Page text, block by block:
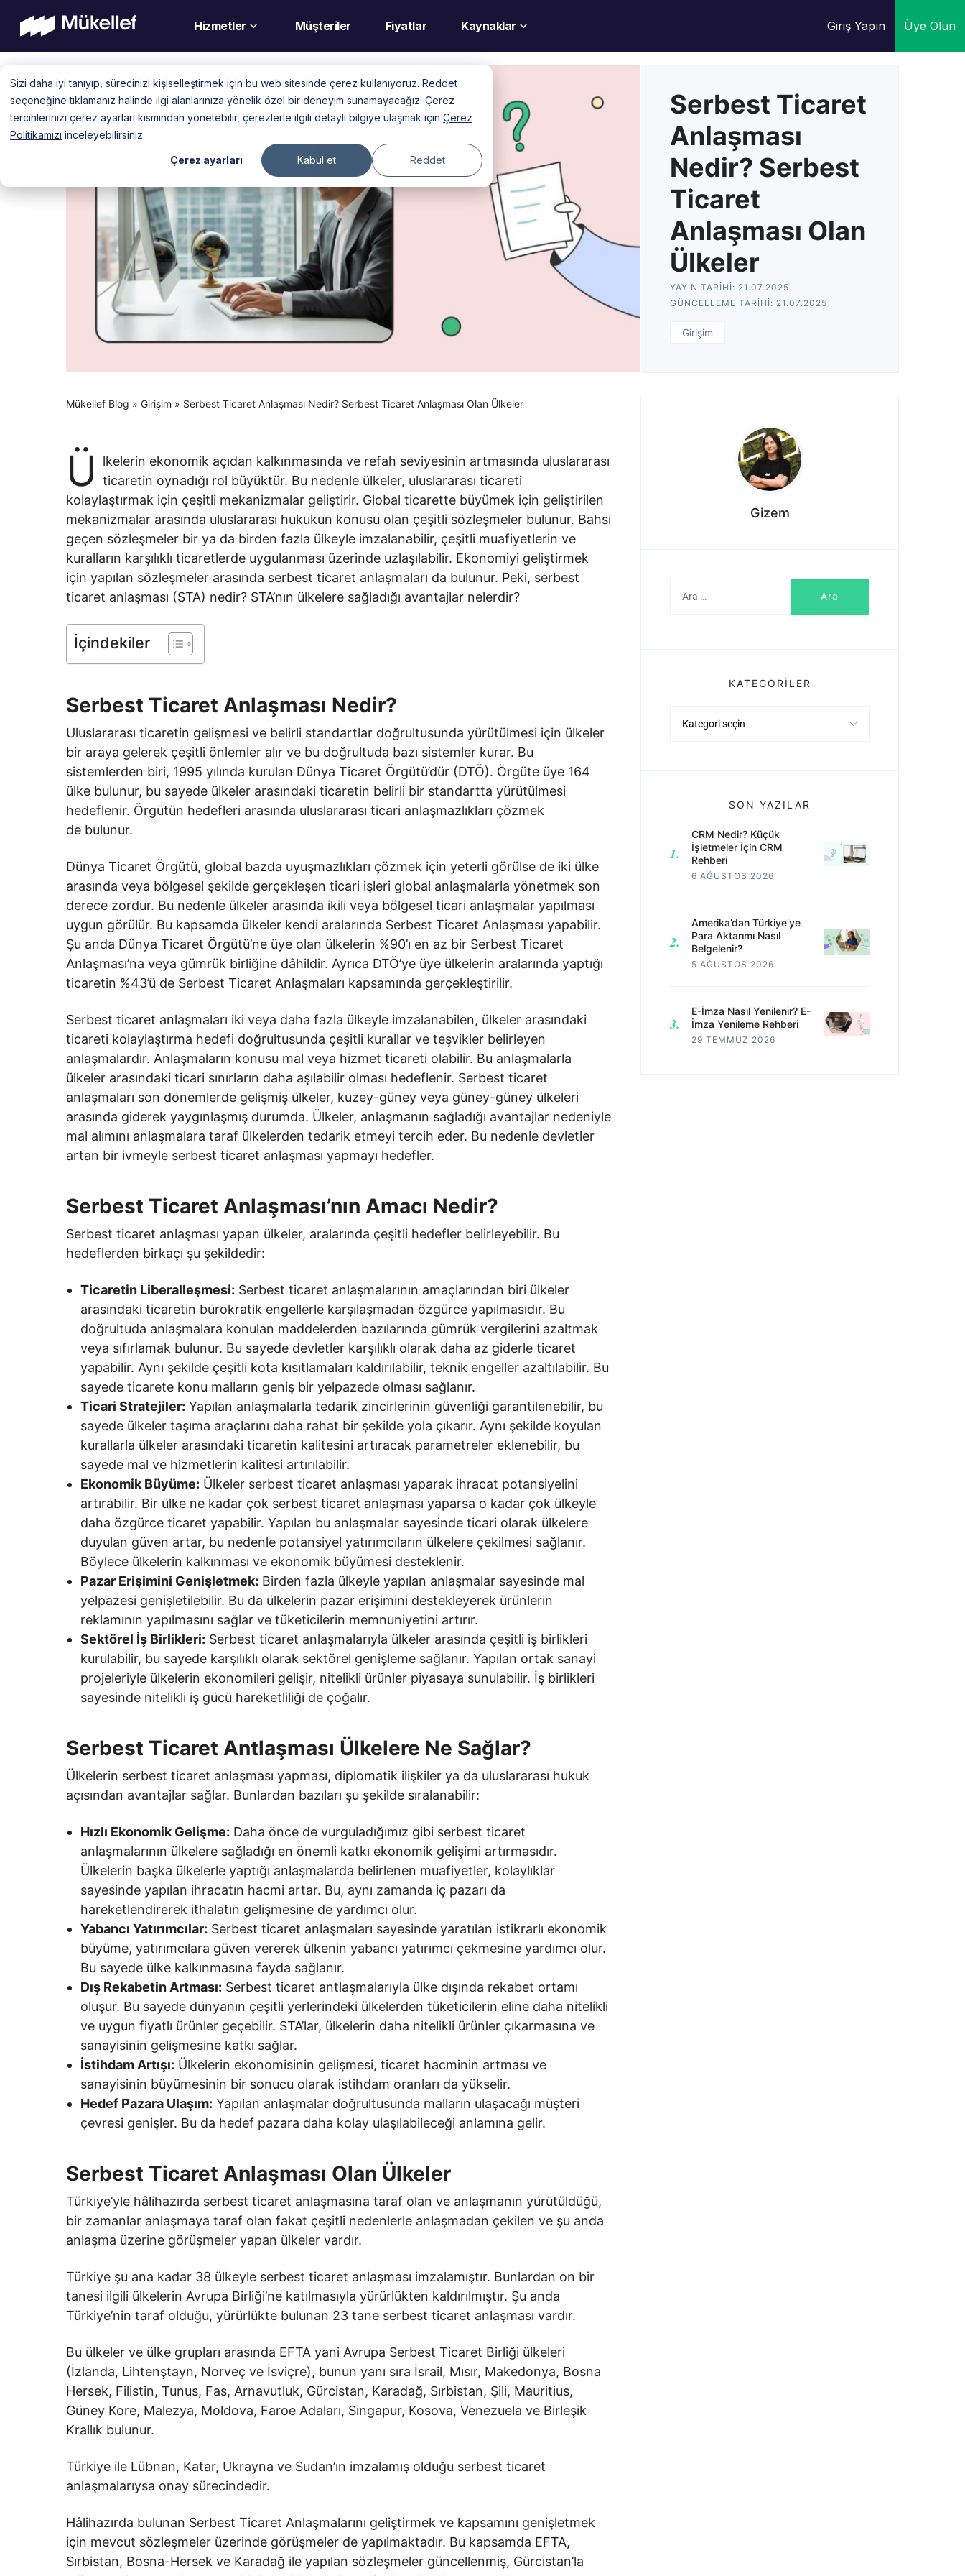
Sizi daha iyi tanıyıp, sürecinizi kişiselleştirmek için bu web sitesinde çerez kullanıyoruz. Reddet
seçeneğine tıklamanız halinde ilgi alanlarınıza yönelik özel bir deneyim sunamayacağız. Çerez
tercihlerinizi çerez ayarları kısmından yönetebilir, çerezlerle ilgili detaylı bilgiye ulaşmak için Çerez
Politikamızı inceleyebilirsiniz.
Çerez ayarları Kabul et Reddet
content
Hizmetler Müşteriler Fiyatlar Kaynaklar Giriş Yapın Üye Olun
Serbest Ticaret
Anlaşması
Nedir? Serbest
Ticaret
Anlaşması Olan
Ülkeler
YAYIN TARIHI: 21.07.2025
GÜNCELLEME TARIHI: 21.07.2025
Girişim
Mükellef Blog » Girişim » Serbest Ticaret Anlaşması Nedir? Serbest Ticaret Anlaşması Olan Ülkeler
Ü
lkelerin ekonomik açıdan kalkınmasında ve refah seviyesinin artmasında uluslararası
ticaretin oynadığı rol büyüktür. Bu nedenle ülkeler, uluslararası ticareti
kolaylaştırmak için çeşitli mekanizmalar geliştirir. Global ticarette büyümek için geliştirilen
mekanizmalar arasında uluslararası hukukun konusu olan çeşitli sözleşmeler bulunur. Bahsi
geçen sözleşmeler bir ya da birden fazla ülkeyle imzalanabilir, çeşitli muafiyetlerin ve
kuralların karşılıklı ticaretlerde uygulanması üzerinde uzlaşılabilir. Ekonomiyi geliştirmek
için yapılan sözleşmeler arasında serbest ticaret anlaşmaları da bulunur. Peki, serbest
ticaret anlaşması (STA) nedir? STA’nın ülkelere sağladığı avantajlar nelerdir?
İçindekiler
Serbest Ticaret Anlaşması Nedir?
Uluslararası ticaretin gelişmesi ve belirli standartlar doğrultusunda yürütülmesi için ülkeler
bir araya gelerek çeşitli önlemler alır ve bu doğrultuda bazı sistemler kurar. Bu
sistemlerden biri, 1995 yılında kurulan Dünya Ticaret Örgütü’dür (DTÖ). Örgüte üye 164
ülke bulunur, bu sayede ülkeler arasındaki ticaretin belirli bir standartta yürütülmesi
hedeflenir. Örgütün hedefleri arasında uluslararası ticari anlaşmazlıkları çözmek
de bulunur.
Dünya Ticaret Örgütü, global bazda uyuşmazlıkları çözmek için yeterli görülse de iki ülke
arasında veya bölgesel şekilde gerçekleşen ticari işleri global anlaşmalarla yönetmek son
derece zordur. Bu nedenle ülkeler arasında ikili veya bölgesel ticari anlaşmalar yapılması
uygun görülür. Bu kapsamda ülkeler kendi aralarında Serbest Ticaret Anlaşması yapabilir.
Şu anda Dünya Ticaret Örgütü’ne üye olan ülkelerin %90’ı en az bir Serbest Ticaret
Anlaşması’na veya gümrük birliğine dâhildir. Ayrıca DTÖ’ye üye ülkelerin aralarında yaptığı
ticaretin %43’ü de Serbest Ticaret Anlaşmaları kapsamında gerçekleştirilir.
Serbest ticaret anlaşmaları iki veya daha fazla ülkeyle imzalanabilen, ülkeler arasındaki
ticareti kolaylaştırma hedefi doğrultusunda çeşitli kurallar ve teşvikler belirleyen
anlaşmalardır. Anlaşmaların konusu mal veya hizmet ticareti olabilir. Bu anlaşmalarla
ülkeler arasındaki ticari sınırların daha aşılabilir olması hedeflenir. Serbest ticaret
anlaşmaları son dönemlerde gelişmiş ülkeler, kuzey-güney veya güney-güney ülkeleri
arasında giderek yaygınlaşmış durumda. Ülkeler, anlaşmanın sağladığı avantajlar nedeniyle
mal alımını anlaşmalara taraf ülkelerden tedarik etmeyi tercih eder. Bu nedenle devletler
artan bir ivmeyle serbest ticaret anlaşması yapmayı hedefler.
Serbest Ticaret Anlaşması’nın Amacı Nedir?
Serbest ticaret anlaşması yapan ülkeler, aralarında çeşitli hedefler belirleyebilir. Bu
hedeflerden birkaçı şu şekildedir:
Ticaretin Liberalleşmesi: Serbest ticaret anlaşmalarının amaçlarından biri ülkeler
arasındaki ticaretin bürokratik engellerle karşılaşmadan özgürce yapılmasıdır. Bu
doğrultuda anlaşmalara konulan maddelerden bazılarında gümrük vergilerini azaltmak
veya sıfırlamak bulunur. Bu sayede devletler karşılıklı olarak daha az giderle ticaret
yapabilir. Aynı şekilde çeşitli kota kısıtlamaları kaldırılabilir, teknik engeller azaltılabilir. Bu
sayede ticarete konu malların geniş bir yelpazede olması sağlanır.
Ticari Stratejiler: Yapılan anlaşmalarla tedarik zincirlerinin güvenliği garantilenebilir, bu
sayede ülkeler taşıma araçlarını daha rahat bir şekilde yola çıkarır. Aynı şekilde koyulan
kurallarla ülkeler arasındaki ticaretin kalitesini artıracak parametreler eklenebilir, bu
sayede mal ve hizmetlerin kalitesi artırılabilir.
Ekonomik Büyüme: Ülkeler serbest ticaret anlaşması yaparak ihracat potansiyelini
artırabilir. Bir ülke ne kadar çok serbest ticaret anlaşması yaparsa o kadar çok ülkeyle
daha özgürce ticaret yapabilir. Yapılan bu anlaşmalar sayesinde ticari olarak ülkelere
duyulan güven artar, bu nedenle potansiyel yatırımcıların ülkelere çekilmesi sağlanır.
Böylece ülkelerin kalkınması ve ekonomik büyümesi desteklenir.
Pazar Erişimini Genişletmek: Birden fazla ülkeyle yapılan anlaşmalar sayesinde mal
yelpazesi genişletilebilir. Bu da ülkelerin pazar erişimini destekleyerek ürünlerin
reklamının yapılmasını sağlar ve tüketicilerin memnuniyetini artırır.
Sektörel İş Birlikleri: Serbest ticaret anlaşmalarıyla ülkeler arasında çeşitli iş birlikleri
kurulabilir, bu sayede karşılıklı olarak sektörel genişleme sağlanır. Yapılan ortak sanayi
projeleriyle ülkelerin ekonomileri gelişir, nitelikli ürünler piyasaya sunulabilir. İş birlikleri
sayesinde nitelikli iş gücü hareketliliği de çoğalır.
Serbest Ticaret Antlaşması Ülkelere Ne Sağlar?
Ülkelerin serbest ticaret anlaşması yapması, diplomatik ilişkiler ya da uluslararası hukuk
açısından avantajlar sağlar. Bunlardan bazıları şu şekilde sıralanabilir:
Hızlı Ekonomik Gelişme: Daha önce de vurguladığımız gibi serbest ticaret
anlaşmalarının ülkelere sağladığı en önemli katkı ekonomik gelişimi artırmasıdır.
Ülkelerin başka ülkelerle yaptığı anlaşmalarda belirlenen muafiyetler, kolaylıklar
sayesinde yapılan ihracatın hacmi artar. Bu, aynı zamanda iç pazarı da
hareketlendirerek ithalatın gelişmesine de yardımcı olur.
Yabancı Yatırımcılar: Serbest ticaret anlaşmaları sayesinde yaratılan istikrarlı ekonomik
büyüme, yatırımcılara güven vererek ülkenin yabancı yatırımcı çekmesine yardımcı olur.
Bu sayede ülke kalkınmasına fayda sağlanır.
Dış Rekabetin Artması: Serbest ticaret antlaşmalarıyla ülke dışında rekabet ortamı
oluşur. Bu sayede dünyanın çeşitli yerlerindeki ülkelerden tüketicilerin eline daha nitelikli
ve uygun fiyatlı ürünler geçebilir. STA’lar, ülkelerin daha nitelikli ürünler çıkarmasına ve
sanayisinin gelişmesine katkı sağlar.
İstihdam Artışı: Ülkelerin ekonomisinin gelişmesi, ticaret hacminin artması ve
sanayisinin büyümesinin bir sonucu olarak istihdam oranları da yükselir.
Hedef Pazara Ulaşım: Yapılan anlaşmalar doğrultusunda malların ulaşacağı müşteri
çevresi genişler. Bu da hedef pazara daha kolay ulaşılabileceği anlamına gelir.
Serbest Ticaret Anlaşması Olan Ülkeler
Türkiye’yle hâlihazırda serbest ticaret anlaşmasına taraf olan ve anlaşmanın yürütüldüğü,
bir zamanlar anlaşmaya taraf olan fakat çeşitli nedenlerle anlaşmadan çekilen ve şu anda
anlaşma üzerine görüşmeler yapan ülkeler vardır.
Türkiye şu ana kadar 38 ülkeyle serbest ticaret anlaşması imzalamıştır. Bunlardan on bir
tanesi ilgili ülkelerin Avrupa Birliği’ne katılmasıyla yürürlükten kaldırılmıştır. Şu anda
Türkiye’nin taraf olduğu, yürürlükte bulunan 23 tane serbest ticaret anlaşması vardır.
Bu ülkeler ve ülke grupları arasında EFTA yani Avrupa Serbest Ticaret Birliği ülkeleri
(İzlanda, Lihtenştayn, Norveç ve İsviçre), bunun yanı sıra İsrail, Mısır, Makedonya, Bosna
Hersek, Filistin, Tunus, Fas, Arnavutluk, Gürcistan, Karadağ, Sırbistan, Şili, Mauritius,
Güney Kore, Malezya, Moldova, Faroe Adaları, Singapur, Kosova, Venezuela ve Birleşik
Krallık bulunur.
Türkiye ile Lübnan, Katar, Ukrayna ve Sudan’ın imzalamış olduğu serbest ticaret
anlaşmalarıysa onay sürecindedir.
Hâlihazırda bulunan Serbest Ticaret Anlaşmalarını geliştirmek ve kapsamını genişletmek
için mevcut sözleşmeler üzerinde görüşmeler de yapılmaktadır. Bu kapsamda EFTA,
Sırbistan, Bosna-Hersek ve Karadağ ile yapılan sözleşmeler güncellenmiş, Gürcistan’la
Gizem
KATEGORILER
SON YAZILAR
CRM Nedir? Küçük
İşletmeler İçin CRM
Rehberi
6 AĞUSTOS 2026
Amerika’dan Türkiye’ye
Para Aktarımı Nasıl
Belgelenir?
5 AĞUSTOS 2026
E-İmza Nasıl Yenilenir? E-
İmza Yenileme Rehberi
29 TEMMUZ 2026